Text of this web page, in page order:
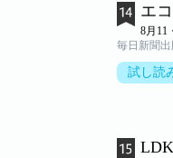
エ
8月11
毎日新聞出
試し読
LDK